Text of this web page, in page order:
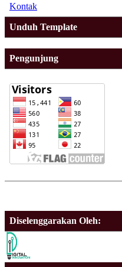
Kontak
Unduh Template
Pengunjung
Diselenggarakan Oleh: